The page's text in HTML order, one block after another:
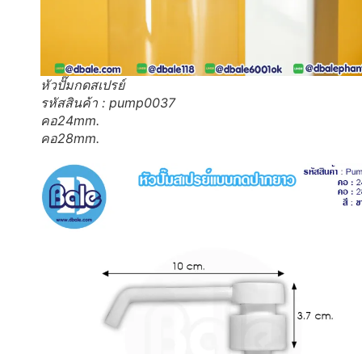
หัวปั๊มกดสเปรย์
รหัสสินค้า : pump0037
คอ24mm.
คอ28mm.